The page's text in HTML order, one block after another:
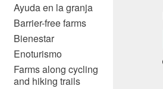
Ayuda en la granja
Barrier-free farms
Bienestar
Enoturismo
Farms along cycling
and hiking trails